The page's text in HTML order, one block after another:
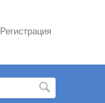
Регистрация